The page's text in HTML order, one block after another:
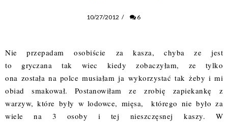
10/27/2012 / 6
Nie przepadam osobiście za kasza, chyba ze jest
to gryczana tak wiec kiedy zobaczyłam, ze tylko
ona została na polce musiałam ja wykorzystać tak żeby i mi
obiad smakował. Postanowiłam ze zrobię zapiekankę z
warzyw, które były w lodowce, mięsa, którego nie było za
wiele na 3 osoby i tej nieszczęsnej kaszy. W